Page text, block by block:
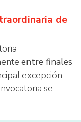
de
entre finales
excepción
se